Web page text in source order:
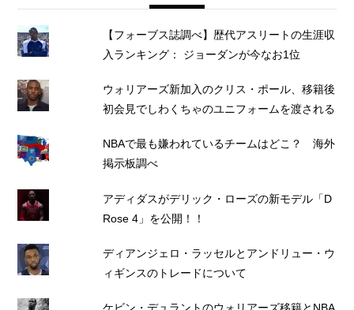
【フォーブス誌調べ】歴代アスリートの生涯収
入ランキング： ジョーダンが今なお1位
ウォリアーズ新加入のクリス・ポール、移籍後
初会見でしわくちゃのユニフォームを渡される
NBAで最も嫌われているチームはどこ？ 海外
掲示板調べ
アディダスがデリック・ローズの新モデル「D
Rose 4」を公開！！
ディアンジェロ・ラッセルとアンドリュー・ウ
ィギンスのトレードについて